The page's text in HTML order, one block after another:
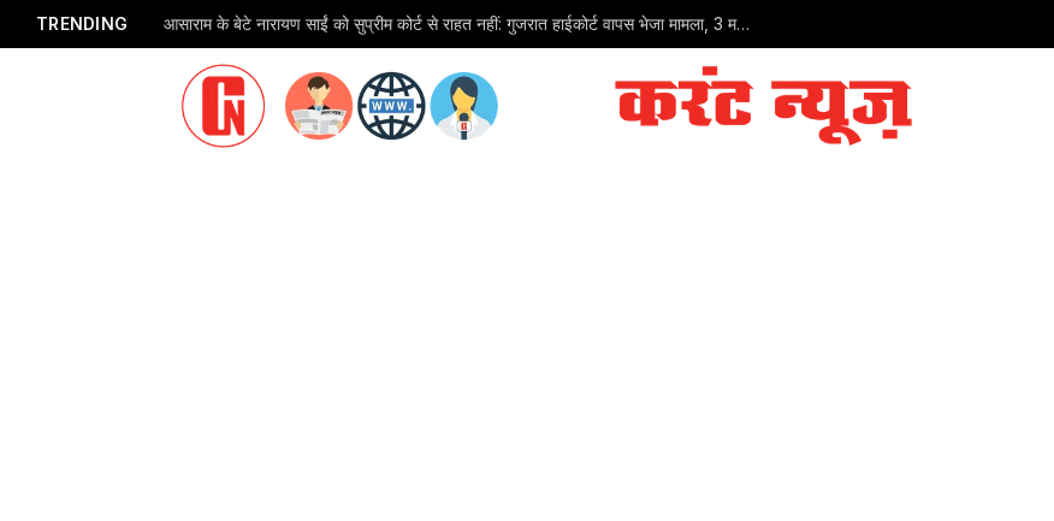
TRENDING आसाराम के बेटे नारायण साईं को सुप्रीम कोर्ट से राहत नहीं: गुजरात हाईकोर्ट वापस भेजा मामला, 3 महीने में फैसले का निर्देश